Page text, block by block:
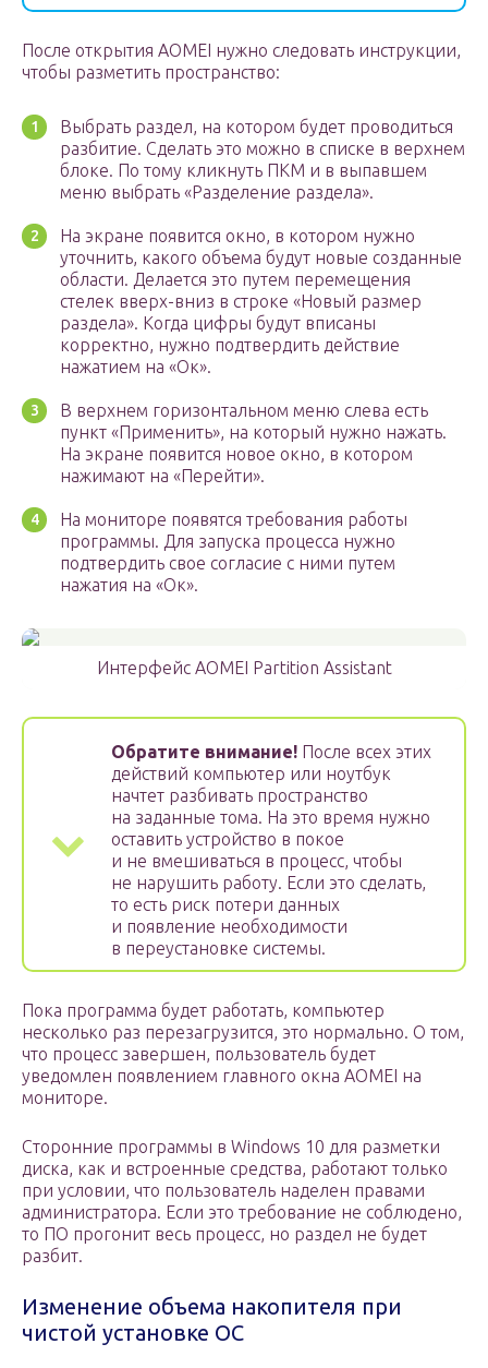
После открытия AOMEI нужно следовать инструкции,
чтобы разметить пространство:
Выбрать раздел, на котором будет проводиться
разбитие. Сделать это можно в списке в верхнем
блоке. По тому кликнуть ПКМ и в выпавшем
меню выбрать «Разделение раздела».
На экране появится окно, в котором нужно
уточнить, какого объема будут новые созданные
области. Делается это путем перемещения
стелек вверх-вниз в строке «Новый размер
раздела». Когда цифры будут вписаны
корректно, нужно подтвердить действие
нажатием на «Ок».
В верхнем горизонтальном меню слева есть
пункт «Применить», на который нужно нажать.
На экране появится новое окно, в котором
нажимают на «Перейти».
На мониторе появятся требования работы
программы. Для запуска процесса нужно
подтвердить свое согласие с ними путем
нажатия на «Oк».
Интерфейс AOMEI Partition Assistant
Обратите внимание! После всех этих
действий компьютер или ноутбук
начтет разбивать пространство
на заданные тома. На это время нужно
оставить устройство в покое
и не вмешиваться в процесс, чтобы
не нарушить работу. Если это сделать,
то есть риск потери данных
и появление необходимости
в переустановке системы.
Пока программа будет работать, компьютер
несколько раз перезагрузится, это нормально. О том,
что процесс завершен, пользователь будет
уведомлен появлением главного окна AOMEI на
мониторе.
Сторонние программы в Windows 10 для разметки
диска, как и встроенные средства, работают только
при условии, что пользователь наделен правами
администратора. Если это требование не соблюдено,
то ПО прогонит весь процесс, но раздел не будет
разбит.
Изменение объема накопителя при
чистой установке ОС